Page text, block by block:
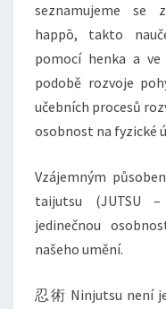
seznamujeme se
happō, takto
pomocí henka a
podobě rozvoje
učebních procesů
osobnost na fyzické
Vzájemným
taijutsu (JUTSU
jedinečnou
našeho umění.
忍術 Ninjutsu není